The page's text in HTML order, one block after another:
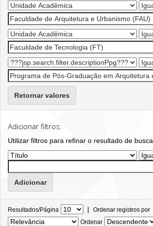
Retornar valores
Adicionar filtros:
Utilizar filtros para refinar o resultado de busca.
Resultados/Página | Ordenar registros por
Ordenar